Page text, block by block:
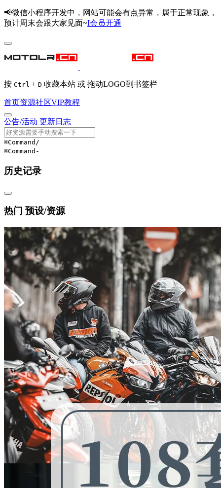
📢微信小程序开发中，网站可能会有点异常，属于正常现象，
预计周末会跟大家见面~I会员开通
按 Ctrl + D 收藏本站 或 拖动LOGO到书签栏
首页资源社区VIP教程
公告/活动 更新日志
⌘Command /
⌘Command -
历史记录
热门 预设/资源